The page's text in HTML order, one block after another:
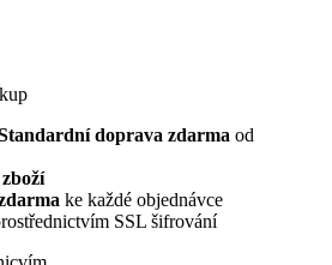
doprava zdarma od
ke každé objednávce
SSL šifrování